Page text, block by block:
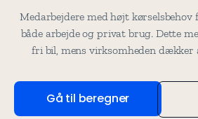
Medarbejdere med højt
både arbejde og privat brug. Dette
fri bil, mens virksomheden dækker
Gå til beregner